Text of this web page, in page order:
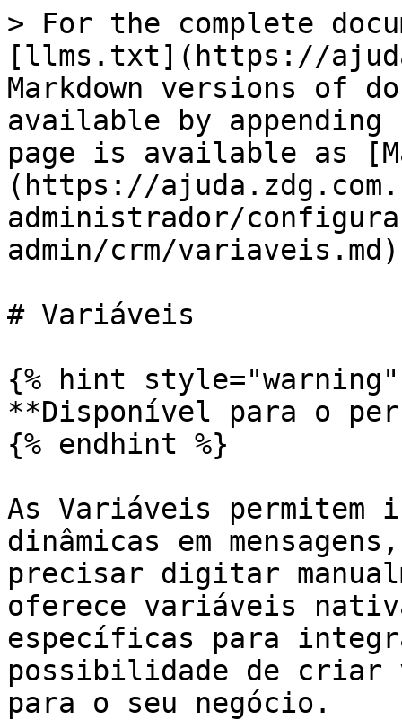
> For the complete
[llms.txt](https://
Markdown versions of
available by
page is available as
(https://
administrador/
admin/crm/
# Variáveis
{% hint style="warning"
**Disponível para o
{% endhint %}
As Variáveis permitem
dinâmicas em
precisar digitar
oferece variáveis
específicas para
possibilidade de criar
para o seu negócio.